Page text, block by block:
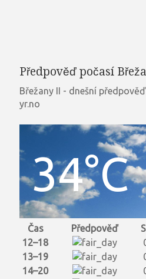
Předpověď počasí
Břežany II - dnešní
yr.no
34°C
Čas Předpověď
12–18
13–19
14–20